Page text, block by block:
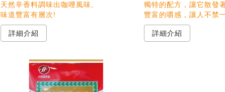
天然辛香料調味出咖哩風味,
味道豐富有層次!
詳細介紹
獨特的配方，讓它散發
豐富的嚼感，讓人不禁
詳細介紹